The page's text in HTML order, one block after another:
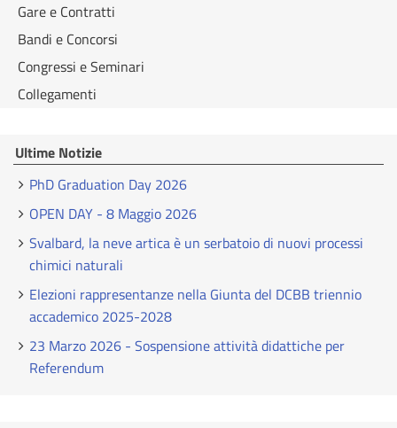
Gare e Contratti
Bandi e Concorsi
Congressi e Seminari
Collegamenti
Ultime Notizie
PhD Graduation Day 2026
OPEN DAY - 8 Maggio 2026
Svalbard, la neve artica è un serbatoio di nuovi processi
chimici naturali
Elezioni rappresentanze nella Giunta del DCBB triennio
accademico 2025-2028
23 Marzo 2026 - Sospensione attività didattiche per
Referendum